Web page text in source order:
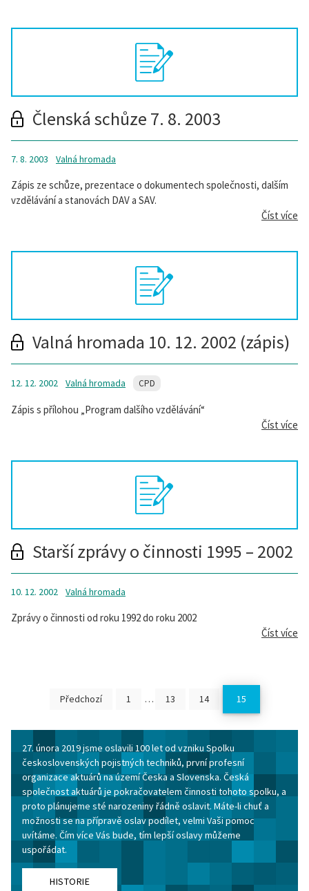
Členská schůze 7. 8. 2003
7. 8. 2003 Valná hromada
Zápis ze schůze, prezentace o dokumentech společnosti, dalším
vzdělávání a stanovách DAV a SAV.
Číst více
Valná hromada 10. 12. 2002 (zápis)
12. 12. 2002 Valná hromada CPD
Zápis s přílohou „Program dalšího vzdělávání“
Číst více
Starší zprávy o činnosti 1995 – 2002
10. 12. 2002 Valná hromada
Zprávy o činnosti od roku 1992 do roku 2002
Číst více
Předchozí 1 … 13 14 15
27. února 2019 jsme oslavili 100 let od vzniku Spolku
československých pojistných techniků, první profesní
organizace aktuárů na území Česka a Slovenska. Česká
společnost aktuárů je pokračovatelem činnosti tohoto spolku, a
proto plánujeme sté narozeniny řádně oslavit. Máte-li chuť a
možnosti se na přípravě oslav podílet, velmi Vaši pomoc
uvítáme. Čím více Vás bude, tím lepší oslavy můžeme
uspořádat.
HISTORIE